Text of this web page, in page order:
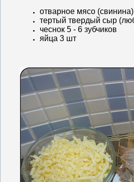
отварное мясо (свинина)
тертый твердый сыр
чеснок 5 - 6 зубчиков
яйца 3 шт